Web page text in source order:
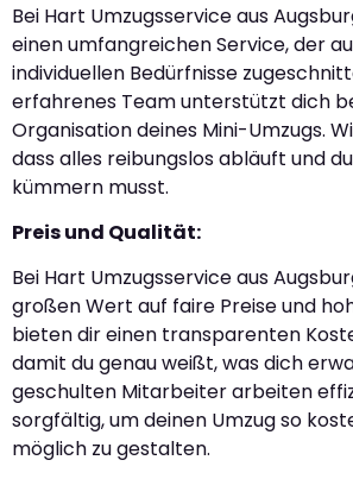
Bei Hart Umzugsservice aus
einen umfangreichen Service, der
individuellen Bedürfnisse
erfahrenes Team unterstützt dich
Organisation deines Mini-Umzugs.
dass alles reibungslos abläuft und
kümmern musst.
Preis und Qualität:
Bei Hart Umzugsservice aus
großen Wert auf faire Preise und
bieten dir einen transparenten
damit du genau weißt, was dich
geschulten Mitarbeiter arbeiten
sorgfältig, um deinen Umzug so
möglich zu gestalten.